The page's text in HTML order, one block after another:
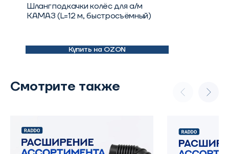
Шланг подкачки колёс для а/м
КАМАЗ (L=12 м, быстросъёмный)
Купить на OZON
Смотрите также